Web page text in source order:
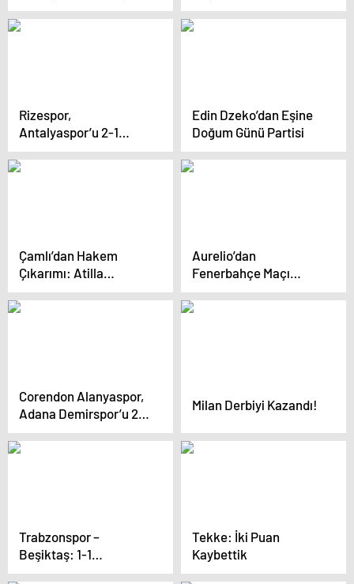
Etti
Rizespor,
Antalyaspor’u 2-1
Yendi
Edin Dzeko’dan Eşine
Doğum Günü Partisi
Çamlı’dan Hakem
Çıkarımı: Atilla
Karaoğlan Yeniden
Görev Almasın!
Aurelio’dan
Fenerbahçe Maçı
Değerlendirmesi
Corendon Alanyaspor,
Adana Demirspor’u 2-
0 Yendi
Milan Derbiyi Kazandı!
Trabzonspor –
Beşiktaş: 1-1
Beraberlik
Tekke: İki Puan
Kaybettik